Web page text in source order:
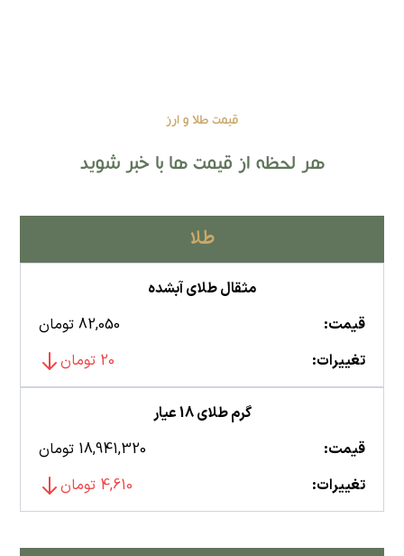
قیمت طلا و ارز
هر لحظه از قیمت ها با خبر شوید
طلا
مثقال طلای آبشده
قیمت:
82,050 تومان
تغییرات:
20 تومان
گرم طلای 18 عیار
قیمت:
18,941,320 تومان
تغییرات:
4,610 تومان